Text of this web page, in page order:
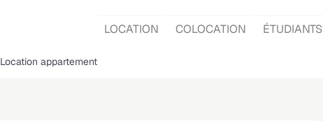
LOCATION COLOCATION ÉTUDIANTS
Location appartement